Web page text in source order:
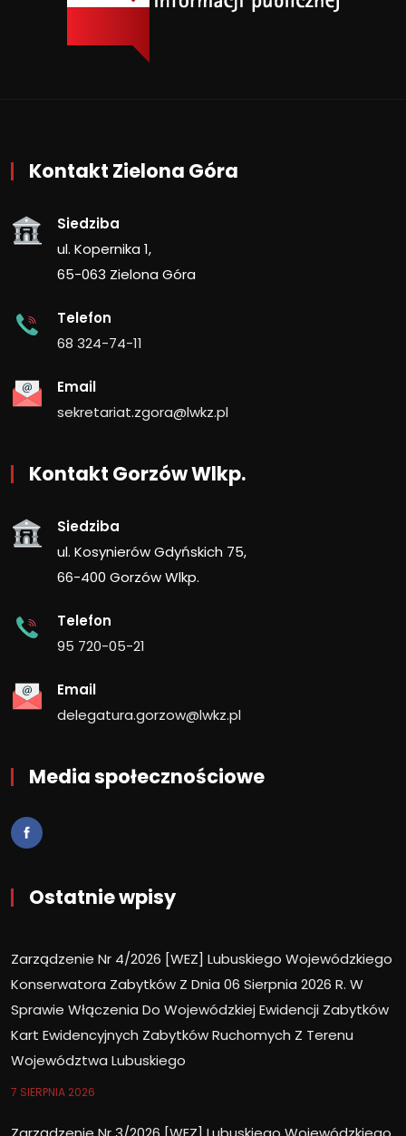
Kontakt Zielona Góra
Siedziba
ul. Kopernika 1,
65-063 Zielona Góra
Telefon
68 324-74-11
Email
sekretariat.zgora@lwkz.pl
Kontakt Gorzów Wlkp.
Siedziba
ul. Kosynierów Gdyńskich 75,
66-400 Gorzów Wlkp.
Telefon
95 720-05-21
Email
delegatura.gorzow@lwkz.pl
Media społecznościowe
Ostatnie wpisy
Zarządzenie Nr 4/2026 [WEZ] Lubuskiego Wojewódzkiego
Konserwatora Zabytków Z Dnia 06 Sierpnia 2026 R. W
Sprawie Włączenia Do Wojewódzkiej Ewidencji Zabytków
Kart Ewidencyjnych Zabytków Ruchomych Z Terenu
Województwa Lubuskiego
7 SIERPNIA 2026